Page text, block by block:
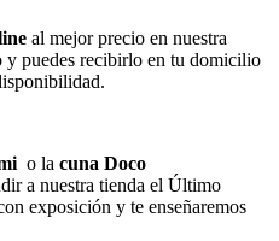
al mejor precio en nuestra
puedes recibirlo en tu domicilio
o la cuna Doco
a nuestra tienda el Último
exposición y te enseñaremos